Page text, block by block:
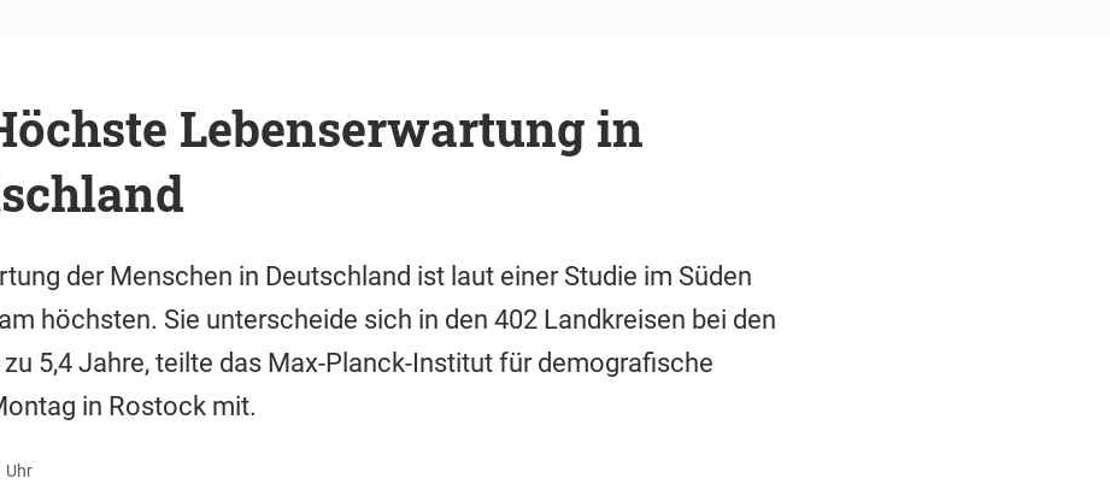
Lebenserwartung in
der Menschen in Deutschland ist laut einer Studie im Süden
höchsten. Sie unterscheide sich in den 402 Landkreisen bei den
5,4 Jahre, teilte das Max-Planck-Institut für demografische
in Rostock mit.
Uhr